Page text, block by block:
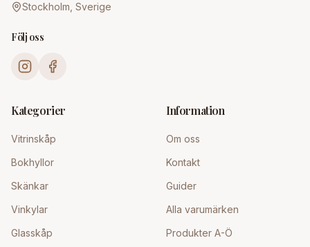
Stockholm, Sverige
Följ oss
Kategorier
Vitrinskåp
Bokhyllor
Skänkar
Vinkylar
Glasskåp
Information
Om oss
Kontakt
Guider
Alla varumärken
Produkter A-Ö